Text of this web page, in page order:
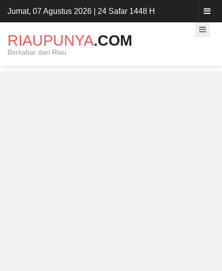
Jumat, 07 Agustus 2026 | 24 Safar 1448 H
RIAUPUNYA.COM
Berkabar dari Riau